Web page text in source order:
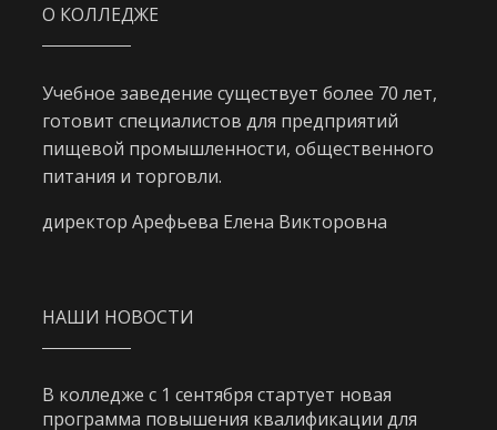
О КОЛЛЕДЖЕ
Учебное заведение существует более 70 лет,
готовит специалистов для предприятий
пищевой промышленности, общественного
питания и торговли.
директор Арефьева Елена Викторовна
НАШИ НОВОСТИ
В колледже с 1 сентября стартует новая
программа повышения квалификации для